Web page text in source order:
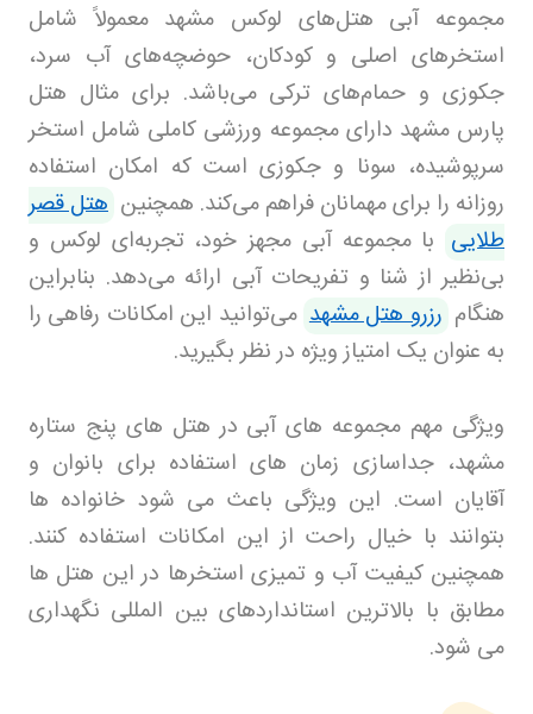
مجموعه آبی هتل‌های لوکس مشهد معمولاً شامل
استخرهای اصلی و کودکان، حوضچه‌های آب سرد،
جکوزی و حمام‌های ترکی می‌باشد. برای مثال هتل
پارس مشهد دارای مجموعه ورزشی کاملی شامل استخر
سرپوشیده، سونا و جکوزی است که امکان استفاده
روزانه را برای مهمانان فراهم می‌کند. همچنین هتل قصر
طلایی با مجموعه آبی مجهز خود، تجربه‌ای لوکس و
بی‌نظیر از شنا و تفریحات آبی ارائه می‌دهد. بنابراین
هنگام رزرو هتل مشهد می‌توانید این امکانات رفاهی را
به عنوان یک امتیاز ویژه در نظر بگیرید.
ویژگی مهم مجموعه های آبی در هتل های پنج ستاره
مشهد، جداسازی زمان های استفاده برای بانوان و
آقایان است. این ویژگی باعث می شود خانواده ها
بتوانند با خیال راحت از این امکانات استفاده کنند.
همچنین کیفیت آب و تمیزی استخرها در این هتل ها
مطابق با بالاترین استانداردهای بین المللی نگهداری
می شود.